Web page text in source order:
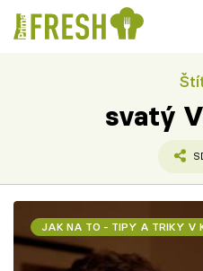
Polévky k
Česká kuchyně Čokoláda
Témata
svatý
JAK NA TO - TIPY A TRIKY V